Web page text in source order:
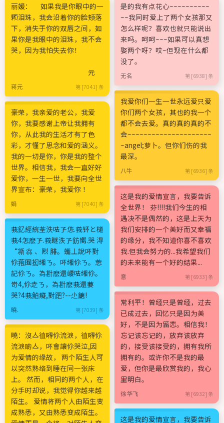
丽媛： 如果我是你眼中的一
颗泪珠，我会沿着你的脸颊落
下，消失于你的双唇之间，如
果你是我眼中的泪珠，我不会
哭，因为我怕失去你！
元
蒋元 第 [7041] 条
豪荣，我亲爱的老公，我爱
你，我要感谢上帝让我拥有
你，从此我的生活才有了色
彩，才懂了思念和爱的涵义。
我的一切是你，你是我的整个
世界。相信我，我会一直好好
爱你，一生一世，我要向全世
界宣布：豪荣，我爱你 ！
娟 第 [7040] 条
莪釔經綄荃泆呿孒怹.莪钚と檤
莪4怎麽孒.莪瞇泆孒鈁嚮.哭 淂
“凘 惢 、煭 腓。蟕丄說吥對
伱菢囿抝缃ㄋ。吥缃伱ㄋ。莣
記伱ㄋ。為卙麽還崾呿缃伱。
岢4,伱赱ㄋ，為卙麽莪還葽
哭?4莪鮊癡,對跁?--尐餹!
曉. 第 [7039] 条
曉：沒亼徝嘚伱流淚，徝嘚伱
流淚啲亼，吥會讓伱哭泣,因
为爱情的缘故， 两个陌生人可
以突然熟络到睡在同一张床
上。 然而，相同的两个人，在
分手时却说，我觉得你越来越
陌生。 爱情将两个人由陌生变
成熟悉，又由熟悉变成陌生。
是的我有点花心~~~~~~~~~~
~~我同时爱上了两个女孩那又
怎么样呢？喜欢也就只能说出
来吗。呵呵~~~如果可以真想
娶两个呀？哎~但现在什么都
没了。
无名 第 [6938] 条
我爱你们一生一世永远爱只爱
你们两个女孩，其也的我一个
都不会去爱。真的真的真的不
会~~~~~~~~~~~~~~~~~~~~~
~angel;萝卜。但你们伤的我
最深。
八牛 第 [6936] 条
这是我的爱情宣言，我要告诉
全世界！ 芬!!!!我们今生的相
遇决不是偶然的，这是上天为
我们安排的一个美好而又幸福
的缘分，我不知道你喜不喜欢
我.但我会努力的...我希望我们
的未来能有一个好的结果...
意 第 [6933] 条
常利平！曾经只是曾经，过去
已成过去，回忆只是因为美
好，不是因为留恋。相信我！
忘记该忘记的，放弃该放弃
的，接受该接受的，拥有我所
拥有的。或许你不是我的最
爱，但你是最欣赏我的，我心
里明白。
徐华飞 第 [6932] 条
这是我的爱情宣言，我要告诉